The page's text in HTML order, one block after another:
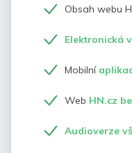
Obsah webu
Elektronická
Mobilní
Web HN.cz
Audioverze